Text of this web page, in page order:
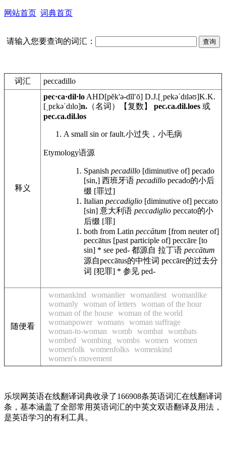
网站首页 词典首页
请输入您要查询的词汇：
词汇 peccadillo
释义
pec·ca·dil·lo AHD[pĕk'ə-dĭlʹō] D.J.[ˌpekəˈdɪləʊ]K.K.
[ˌpɛkəˈdɪlo]n. （名词）【复数】 pec.ca.dil.loes 或
pec.ca.dil.los
A small sin or fault.小过失，小毛病
Etymology语源
Spanish pecadillo [diminutive of] pecado
[sin,] 西班牙语 pecadillo pecado的小后
缀 [罪过]
Italian peccadiglio [diminutive of] peccato
[sin] 意大利语 peccadiglio peccato的小
后缀 [罪]
both from Latin peccātum [from neuter of]
peccātus [past participle of] peccāre [to
sin] * see ped- 都源自 拉丁语 peccātum
源自peccātus的中性词 peccāre的过去分
词 [犯罪] * 参见 ped-
随便看
womankind womanlier womanliest womanlike
womanly woman of letters woman of the hour
woman of the house woman of the world
womanpower womans woman suffrage
woman-to-woman
womb wombat wombats
wombed
wombing wombs women
women
womenfolk
womenfolks womenkind
women's movement
乐坝网英语在线翻译词典收录了166908条英语词汇在线翻译词
条，基本涵盖了全部常用英语词汇的中英文双语翻译及用法，
是英语学习的有利工具。